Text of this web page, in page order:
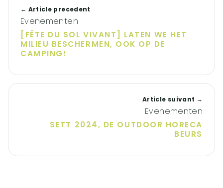
← Article precedent
Evenementen
[FÊTE DU SOL VIVANT] LATEN WE HET
MILIEU BESCHERMEN, OOK OP DE
CAMPING!
Article suivant →
Evenementen
SETT 2024, DE OUTDOOR HORECA
BEURS